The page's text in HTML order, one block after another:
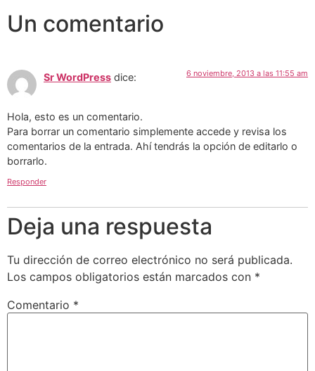
Un comentario
Sr WordPress dice: 6 noviembre, 2013 a las 11:55 am
Hola, esto es un comentario.
Para borrar un comentario simplemente accede y revisa los
comentarios de la entrada. Ahí tendrás la opción de editarlo o
borrarlo.
Responder
Deja una respuesta
Tu dirección de correo electrónico no será publicada.
Los campos obligatorios están marcados con *
Comentario *